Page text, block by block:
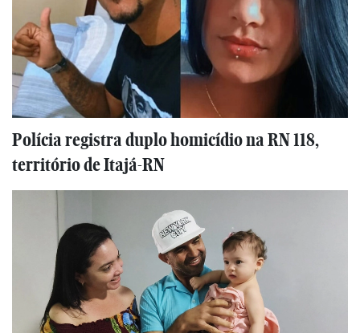
Polícia registra duplo homicídio na RN 118,
território de Itajá-RN